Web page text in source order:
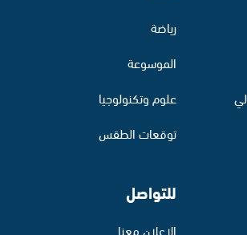
رياضة
الموسوعة
علوم وتكنولوجيا
توقعات الطقس
للتواصل
الإعلان معنا